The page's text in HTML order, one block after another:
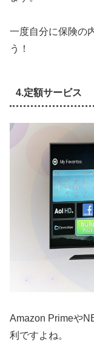
一度自分に保険の
う！
4.定額サービス
Amazon Primeや
利ですよね。